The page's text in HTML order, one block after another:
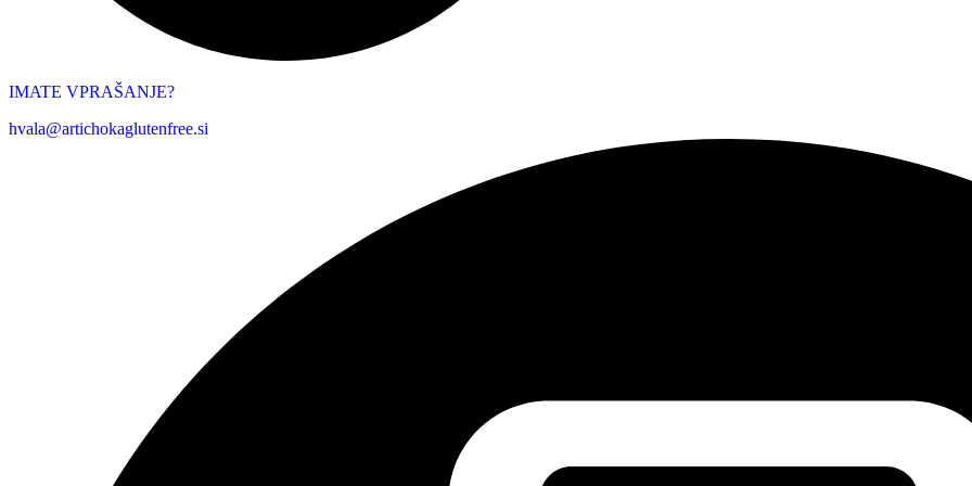
IMATE VPRAŠANJE?
hvala@artichokaglutenfree.si